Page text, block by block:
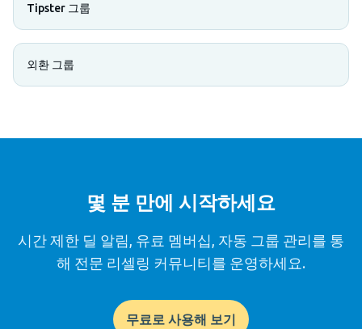
Tipster 그룹
외환 그룹
몇 분 만에 시작하세요
시간 제한 딜 알림, 유료 멤버십, 자동 그룹 관리를 통
해 전문 리셀링 커뮤니티를 운영하세요.
무료로 사용해 보기